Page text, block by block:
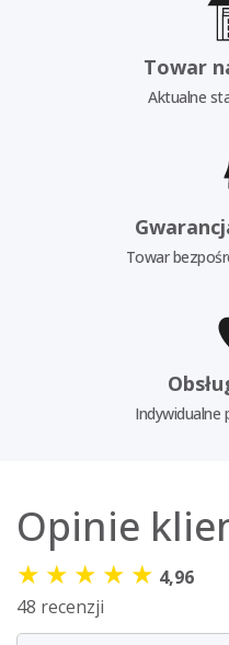
Towar
Aktualne
Towar
Indywidualne
Opinie
★ ★ ★ ★ ★ 4,96
48 recenzji